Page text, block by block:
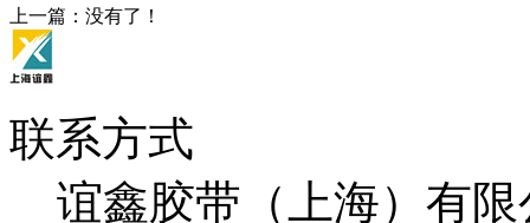
上一篇：没有了！
联系方式
谊鑫胶带（上海）有